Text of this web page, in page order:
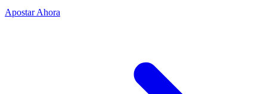
Apostar Ahora